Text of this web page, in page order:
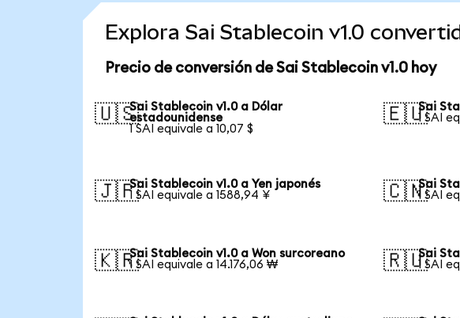
Explora Sai Stablecoin v1.0
Precio de conversión de Sai Stablecoin v1.0 hoy
🇺🇸Sai Stablecoin v1.0 a Dólar
estadounidense
1 SAI equivale a 10,07 $
🇪🇺Sai
1 SAI
🇯🇵Sai Stablecoin v1.0 a Yen japonés
1 SAI equivale a 1588,94 ¥
🇨🇳Sai
1 SAI
🇰🇷Sai Stablecoin v1.0 a Won surcoreano
1 SAI equivale a 14.176,06 ₩
🇷🇺Sai
1 SAI